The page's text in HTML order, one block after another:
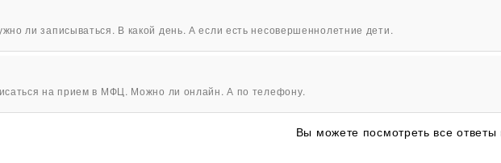
ли записываться. В какой день. А если есть несовершеннолетние дети.
на прием в МФЦ. Можно ли онлайн. А по телефону.
Вы можете посмотреть все